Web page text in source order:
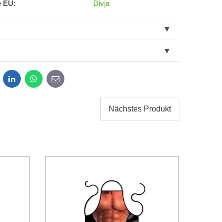
EU:
Divja
einverstanden. Ich habe
LinkedInWhatsApp
E-
mail
Nächstes Produkt